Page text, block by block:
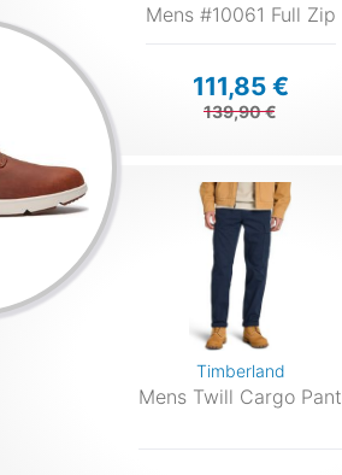
Mens #10061 Full Zip
111,85 €
139,90 €
Timberland
Mens Twill Cargo Pant